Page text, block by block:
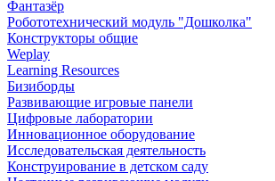
Фантазёр
Робототехнический модуль "Дошколка"
Конструкторы общие
Weplay
Learning Resources
Бизиборды
Развивающие игровые панели
Цифровые лаборатории
Инновационное оборудование
Исследовательская деятельность
Конструирование в детском саду